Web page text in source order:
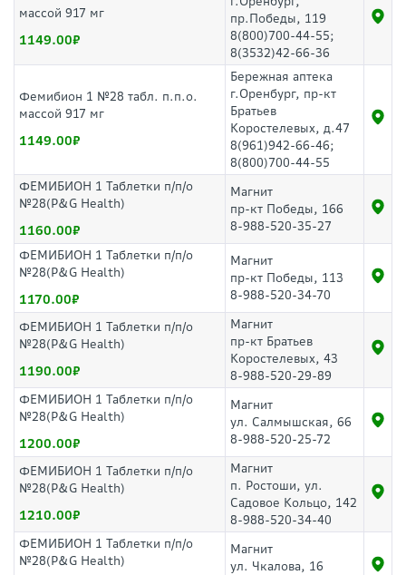
массой 917 мг
1149.00
пр.Победы, 119
8(800)700-44-55;
8(3532)42-66-36
Фемибион 1 №28 табл. п.п.о.
массой 917 мг
1149.00
Бережная аптека
г.Оренбург, пр-кт
Братьев
Коростелевых, д.47
8(961)942-66-46;
8(800)700-44-55
ФЕМИБИОН 1 Таблетки п/п/о
№28(P&G Health)
1160.00
Магнит
пр-кт Победы, 166
8-988-520-35-27
ФЕМИБИОН 1 Таблетки п/п/о
№28(P&G Health)
1170.00
Магнит
пр-кт Победы, 113
8-988-520-34-70
ФЕМИБИОН 1 Таблетки п/п/о
№28(P&G Health)
1190.00
Магнит
пр-кт Братьев
Коростелевых, 43
8-988-520-29-89
ФЕМИБИОН 1 Таблетки п/п/о
№28(P&G Health)
1200.00
Магнит
ул. Салмышская, 66
8-988-520-25-72
ФЕМИБИОН 1 Таблетки п/п/о
№28(P&G Health)
1210.00
Магнит
п. Ростоши, ул.
Садовое Кольцо, 142
8-988-520-34-40
ФЕМИБИОН 1 Таблетки п/п/о
№28(P&G Health)
Магнит
ул. Чкалова, 16